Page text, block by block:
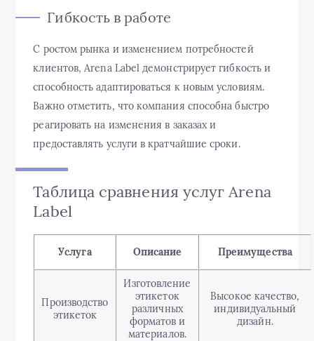
Гибкость в работе
С ростом рынка и изменением потребностей
клиентов, Arena Label демонстрирует гибкость и
способность адаптироваться к новым условиям.
Важно отметить, что компания способна быстро
реагировать на изменения в заказах и
предоставлять услуги в кратчайшие сроки.
Таблица сравнения услуг Arena
Label
Услуга Описание Преимущества
Производство
этикеток
Изготовление
этикеток
различных
форматов и
материалов.
Высокое качество,
индивидуальный
дизайн.